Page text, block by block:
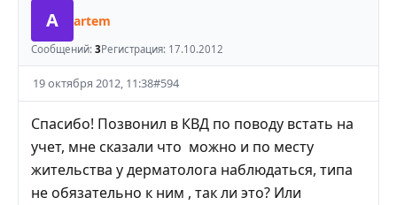
A artem
Сообщений: 3Регистрация: 17.10.2012
19 октября 2012, 11:38#594
Спасибо! Позвонил в КВД по поводу встать на
учет, мне сказали что можно и по месту
жительства у дерматолога наблюдаться, типа
не обязательно к ним , так ли это? Или